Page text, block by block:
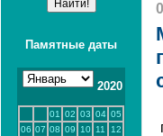
Памятные даты
2020
01 02 03 04 05
06 07 08 09 10 11
12